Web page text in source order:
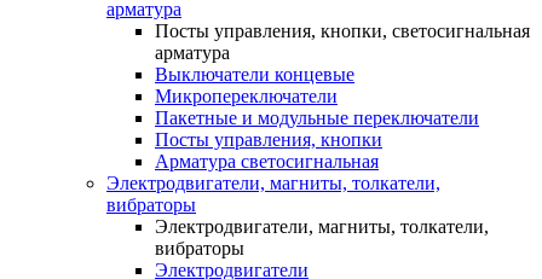
арматура
Посты управления, кнопки, светосигнальная
арматура
Выключатели концевые
Микропереключатели
Пакетные и модульные переключатели
Посты управления, кнопки
Арматура светосигнальная
Электродвигатели, магниты, толкатели,
вибраторы
Электродвигатели, магниты, толкатели,
вибраторы
Электродвигатели